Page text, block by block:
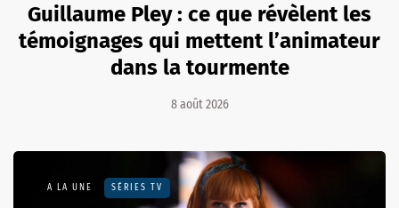
Guillaume Pley : ce que révèlent les
témoignages qui mettent l’animateur
dans la tourmente
8 août 2026
A LA UNE SÉRIES TV